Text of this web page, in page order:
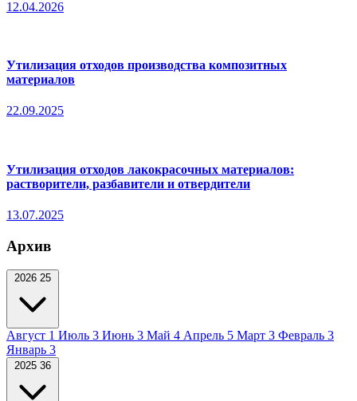
12.04.2026
Утилизация отходов производства композитных
материалов
22.09.2025
Утилизация отходов лакокрасочных материалов:
растворители, разбавители и отвердители
13.07.2025
Архив
2026 25
Август 1 Июль 3 Июнь 3 Май 4 Апрель 5 Март 3 Февраль 3
Январь 3
2025 36